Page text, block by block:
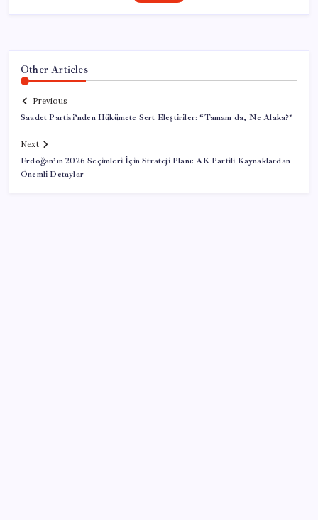
Other Articles
Previous
Saadet Partisi’nden Hükümete Sert Eleştiriler: “Tamam da, Ne Alaka?”
Next
Erdoğan’ın 2026 Seçimleri İçin Strateji Planı: AK Partili Kaynaklardan
Önemli Detaylar